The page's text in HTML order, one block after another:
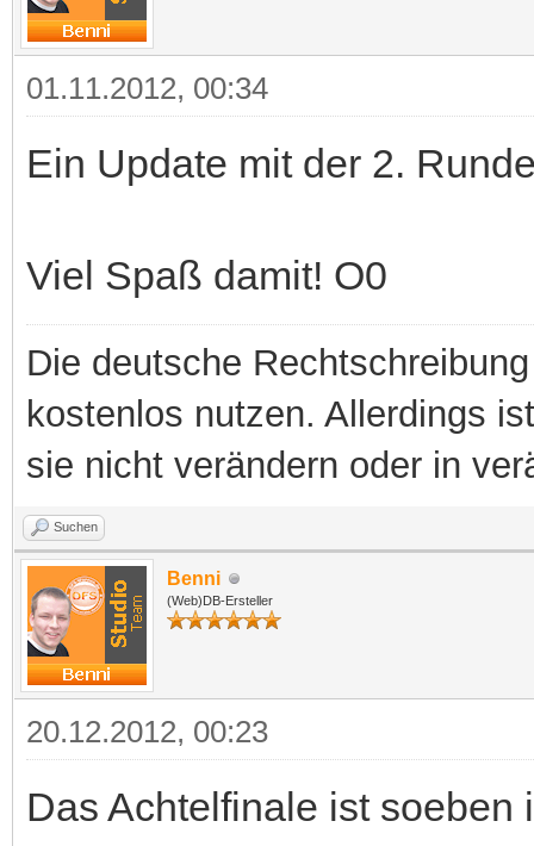
01.11.2012, 00:34
Ein Update mit der 2.
Viel Spaß damit! O0
Die deutsche
kostenlos nutzen. Allerdings
sie nicht verändern oder in
Suchen
Benni
(Web)DB-Ersteller
20.12.2012, 00:23
Das Achtelfinale ist